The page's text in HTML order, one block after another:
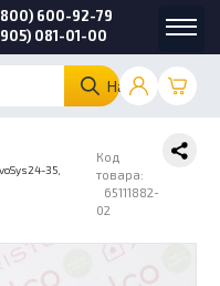
Найти
600-92-79
081-01-00
35,
Код
товара:
65111882-
02